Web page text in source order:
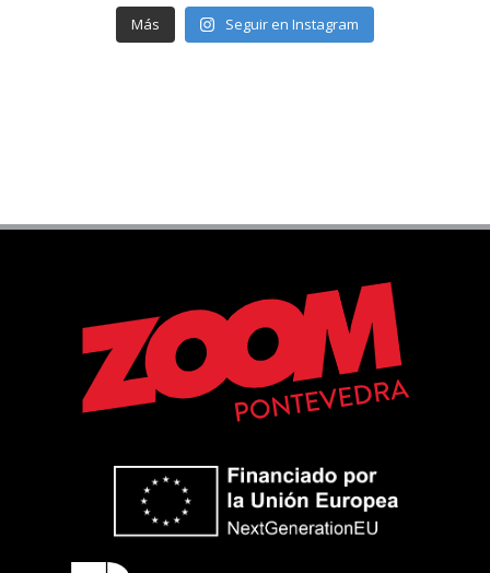
Más Seguir en Instagram